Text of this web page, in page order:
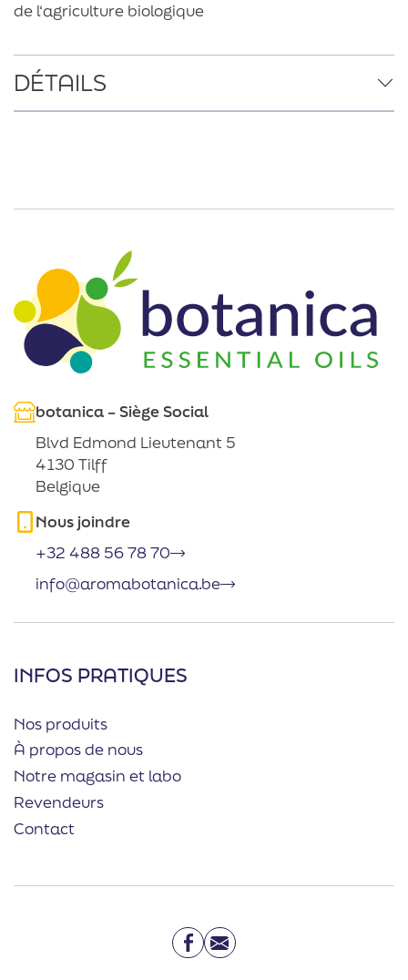
de l‘agriculture biologique
DÉTAILS
botanica – Siège Social
Blvd Edmond Lieutenant 5
4130 Tilff
Belgique
Nous joindre
+32 488 56 78 70
info@aromabotanica.be
INFOS PRATIQUES
Nos produits
À propos de nous
Notre magasin et labo
Revendeurs
Contact
Facebook
Email